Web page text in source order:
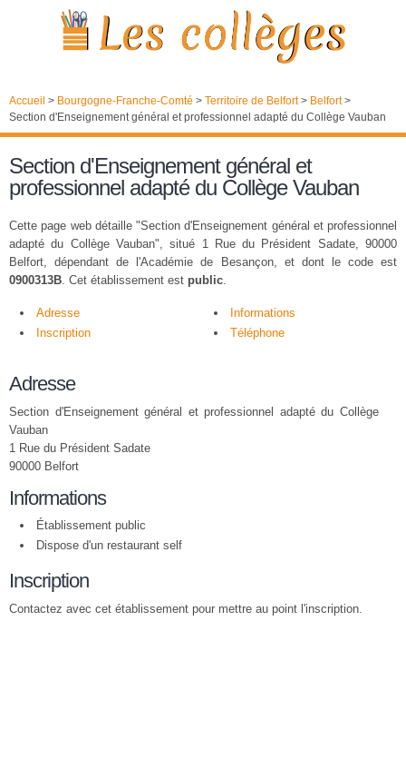
Accueil > Bourgogne-Franche-Comté > Territoire de Belfort> Belfort>
Section d'Enseignement général et professionnel adapté du Collège Vauban
Section d'Enseignement général et
professionnel adapté du Collège Vauban
Cette page web détaille "Section d'Enseignement général et professionnel
adapté du Collège Vauban", situé 1 Rue du Président Sadate, 90000
Belfort, dépendant de l'Académie de Besançon, et dont le code est
0900313B. Cet établissement est public.
Adresse
Informations
Inscription
Téléphone
Adresse
Section d'Enseignement général et professionnel adapté du Collège
Vauban
1 Rue du Président Sadate
90000 Belfort
Informations
Établissement public
Dispose d'un restaurant self
Inscription
Contactez avec cet établissement pour mettre au point l'inscription.